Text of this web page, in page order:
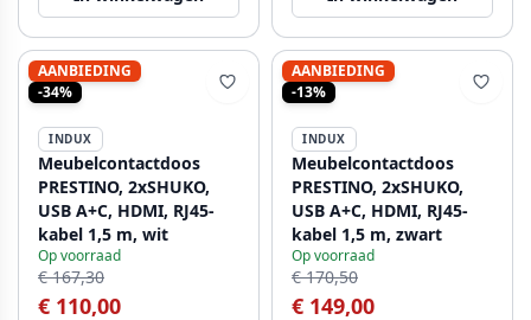
AANBIEDING
-34%
INDUX
Meubelcontactdoos
PRESTINO, 2xSHUKO,
USB A+C, HDMI, RJ45-
kabel 1,5 m, wit
Op voorraad
€ 167,30
€ 110,00
AANBIEDING
-13%
INDUX
Meubelcontactdoos
PRESTINO, 2xSHUKO,
USB A+C, HDMI, RJ45-
kabel 1,5 m, zwart
Op voorraad
€ 170,50
€ 149,00